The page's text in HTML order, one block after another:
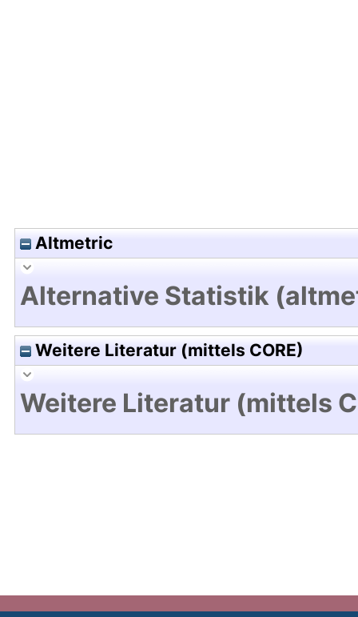
Altmetric
Alternative Statistik
Weitere Literatur (mittels CORE)
Weitere Literatur (mittels